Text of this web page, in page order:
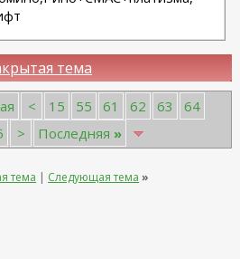
тема
< 15 55 61 62 63
64
> Последняя »
тема | Следующая тема »